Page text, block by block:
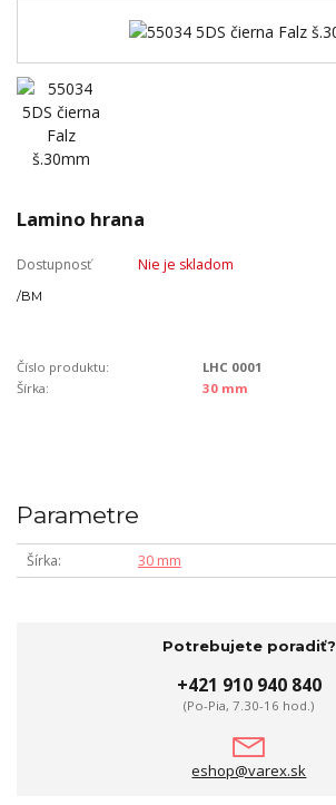
Lamino hrana
Dostupnosť Nie je skladom
/BM
Číslo produktu:
LHC 0001
Šírka:
30 mm
Parametre
Šírka 30 mm
Potrebujete poradiť?
+421 910 940 840
(Po-Pia, 7.30-16 hod.)
eshop@varex.sk